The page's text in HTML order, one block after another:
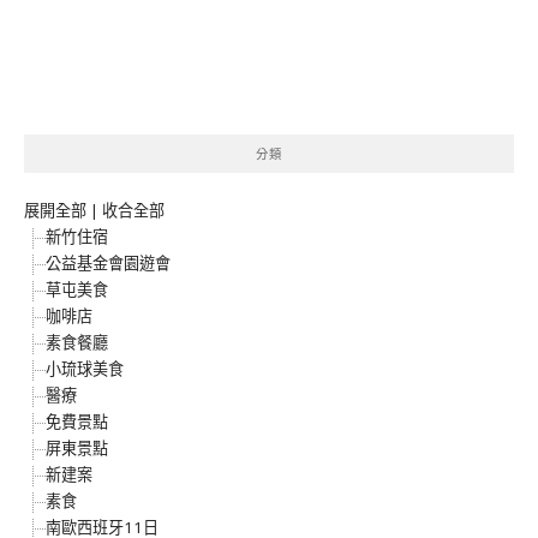
分類
展開全部 | 收合全部
新竹住宿
公益基金會園遊會
草屯美食
咖啡店
素食餐廳
小琉球美食
醫療
免費景點
屏東景點
新建案
素食
南歐西班牙11日